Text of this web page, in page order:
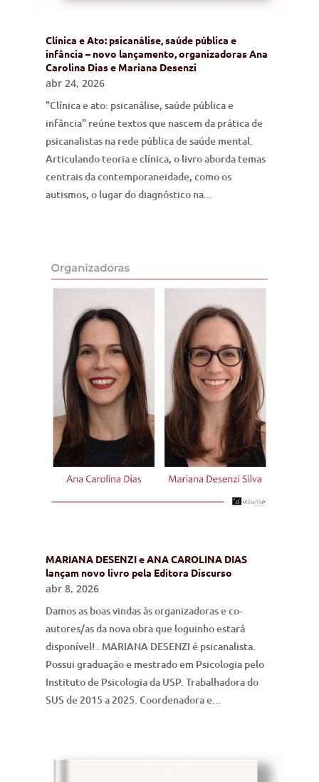
Clínica e Ato: psicanálise, saúde pública e
infância – novo lançamento, organizadoras Ana
Carolina Dias e Mariana Desenzi
abr 24, 2026
"Clínica e ato: psicanálise, saúde pública e
infância" reúne textos que nascem da prática de
psicanalistas na rede pública de saúde mental.
Articulando teoria e clínica, o livro aborda temas
centrais da contemporaneidade, como os
autismos, o lugar do diagnóstico na...
MARIANA DESENZI e ANA CAROLINA DIAS
lançam novo livro pela Editora Discurso
abr 8, 2026
Damos as boas vindas às organizadoras e co-
autores/as da nova obra que loguinho estará
disponível! . MARIANA DESENZI é psicanalista.
Possui graduação e mestrado em Psicologia pelo
Instituto de Psicologia da USP. Trabalhadora do
SUS de 2015 a 2025. Coordenadora e...